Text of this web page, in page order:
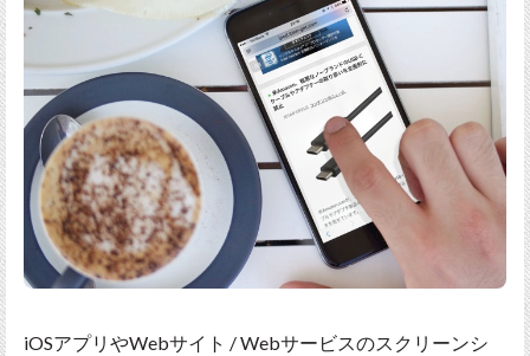
iOSアプリやWebサイト / Webサービスのスクリーンシ